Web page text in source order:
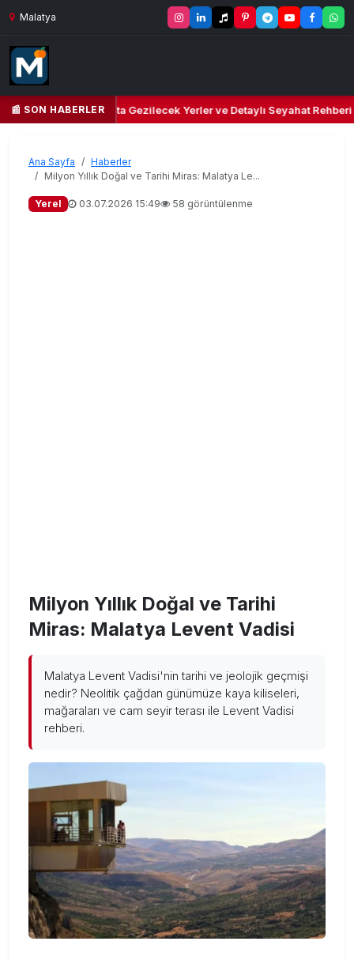
Malatya
📰 SON HABERLER
Cenneti: Yeşilyurt’ta Gezilecek Yerler ve Detaylı Seyahat Rehberi
Ana Sayfa
Haberler
Milyon Yıllık Doğal ve Tarihi Miras: Malatya Le...
Yerel 03.07.2026 15:49 58 görüntülenme
Milyon Yıllık Doğal ve Tarihi
Miras: Malatya Levent Vadisi
Malatya Levent Vadisi'nin tarihi ve jeolojik geçmişi
nedir? Neolitik çağdan günümüze kaya kiliseleri,
mağaraları ve cam seyir terası ile Levent Vadisi
rehberi.